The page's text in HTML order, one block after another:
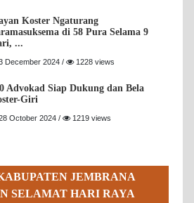
Koster Ngaturang
di 58 Pura Selama 9
...
December 2024 / 1228 views
Advokad Siap Dukung dan Bela
Giri
October 2024 / 1219 views
JEMBRANA
SELAMAT HARI RAYA